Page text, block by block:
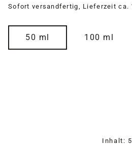
Sofort versandfertig, Lieferzeit ca.
50 ml 100 ml
Inhalt: